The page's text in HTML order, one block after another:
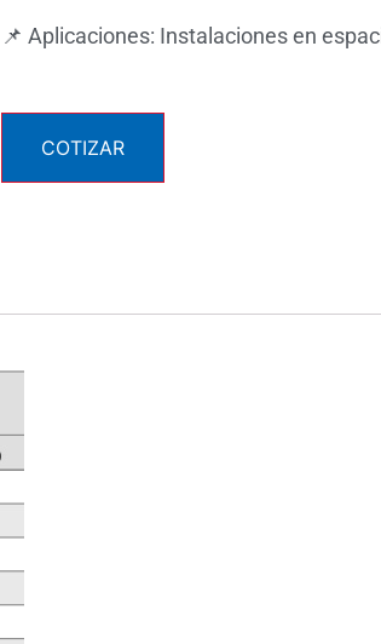
📌 Aplicaciones: Instalaciones en
COTIZAR